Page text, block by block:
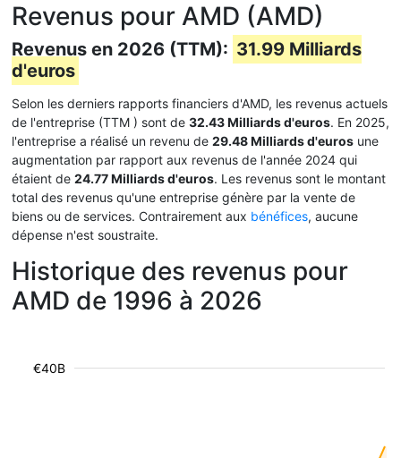
Revenus pour AMD (AMD)
Revenus en 2026 (TTM): 31.99 Milliards
d'euros
Selon les derniers rapports financiers d'AMD, les revenus actuels
de l'entreprise (TTM ) sont de 32.43 Milliards d'euros. En 2025,
l'entreprise a réalisé un revenu de 29.48 Milliards d'euros une
augmentation par rapport aux revenus de l'année 2024 qui
étaient de 24.77 Milliards d'euros. Les revenus sont le montant
total des revenus qu'une entreprise génère par la vente de
biens ou de services. Contrairement aux bénéfices, aucune
dépense n'est soustraite.
Historique des revenus pour
AMD de 1996 à 2026
€40B